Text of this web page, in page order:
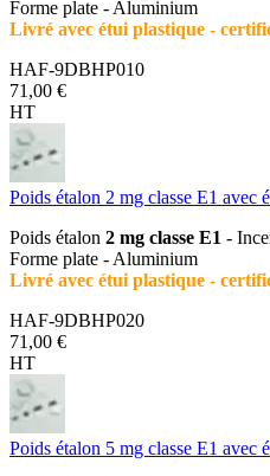
Forme plate - Aluminium
Livré avec étui plastique -
HAF-9DBHP010
71,00 €
HT
Poids étalon 2 mg classe E1 avec
Poids étalon 2 mg classe E1 -
Forme plate - Aluminium
Livré avec étui plastique -
HAF-9DBHP020
71,00 €
HT
Poids étalon 5 mg classe E1 avec